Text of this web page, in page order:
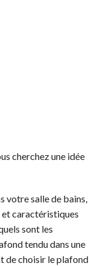
cherchez une idée
votre salle de bains,
caractéristiques
sont les
tendu dans une
de choisir le plafond